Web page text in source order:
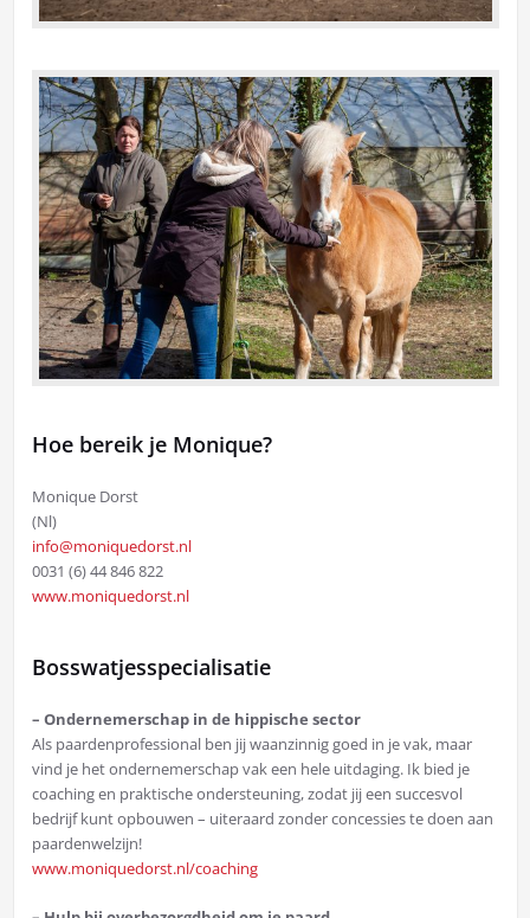
Hoe bereik je Monique?
Monique Dorst
(Nl)
info@moniquedorst.nl
0031 (6) 44 846 822
www.moniquedorst.nl
Bosswatjesspecialisatie
– Ondernemerschap in de hippische sector
Als paardenprofessional ben jij waanzinnig goed in je vak, maar
vind je het ondernemerschap vak een hele uitdaging. Ik bied je
coaching en praktische ondersteuning, zodat jij een succesvol
bedrijf kunt opbouwen – uiteraard zonder concessies te doen aan
paardenwelzijn!
www.moniquedorst.nl/coaching